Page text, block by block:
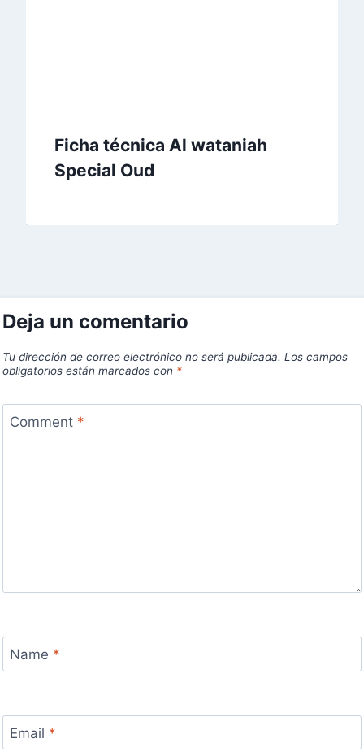
Ficha técnica Al wataniah
Special Oud
Deja un comentario
Tu dirección de correo electrónico no será publicada. Los campos
obligatorios están marcados con *
Comment *
Name *
Email *